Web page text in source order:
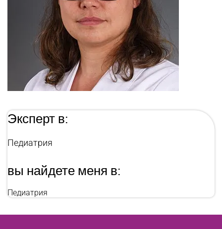
Эксперт в:
Педиатрия
вы найдете меня в:
Педиатрия